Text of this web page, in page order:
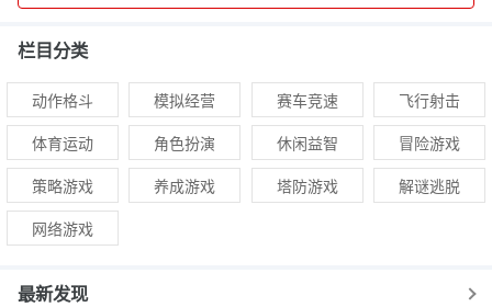
栏目分类
动作格斗 模拟经营 赛车竞速
飞行射击
体育运动
角色扮演 休闲益智
冒险游戏
策略游戏
养成游戏 塔防游戏
解谜逃脱
网络游戏
最新发现